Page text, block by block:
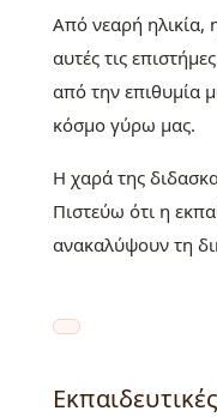
Από νεαρή ηλικία,
αυτές τις
από την επιθυμία
κόσμο γύρω μας.
Η χαρά της
Πιστεύω ότι η
ανακαλύψουν τη